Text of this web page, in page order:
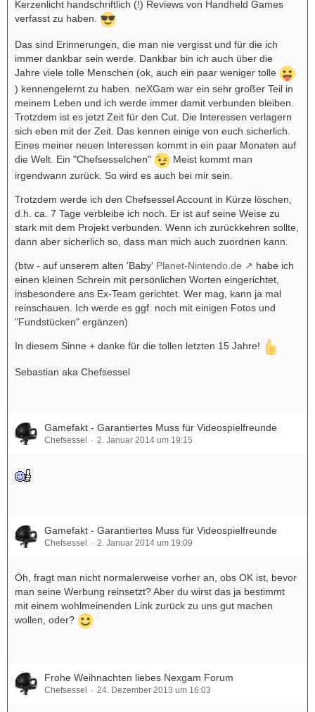
Kerzenlicht handschriftlich (!) Reviews von Handheld Games
verfasst zu haben.
Das sind Erinnerungen, die man nie vergisst und für die ich
immer dankbar sein werde. Dankbar bin ich auch über die
Jahre viele tolle Menschen (ok, auch ein paar weniger tolle
) kennengelernt zu haben. neXGam war ein sehr großer Teil in
meinem Leben und ich werde immer damit verbunden bleiben.
Trotzdem ist es jetzt Zeit für den Cut. Die Interessen verlagern
sich eben mit der Zeit. Das kennen einige von euch sicherlich.
Eines meiner neuen Interessen kommt in ein paar Monaten auf
die Welt. Ein "Chefsesselchen"
Meist kommt man
irgendwann zurück. So wird es auch bei mir sein.
Trotzdem werde ich den Chefsessel Account in Kürze löschen,
d.h. ca. 7 Tage verbleibe ich noch. Er ist auf seine Weise zu
stark mit dem Projekt verbunden. Wenn ich zurückkehren sollte,
dann aber sicherlich so, dass man mich auch zuordnen kann.
(btw - auf unserem alten 'Baby' Planet-Nintendo.de
habe ich
einen kleinen Schrein mit persönlichen Worten eingerichtet,
insbesondere ans Ex-Team gerichtet. Wer mag, kann ja mal
reinschauen. Ich werde es ggf. noch mit einigen Fotos und
"Fundstücken" ergänzen)
In diesem Sinne + danke für die tollen letzten 15 Jahre!
Sebastian aka Chefsessel
Gamefakt - Garantiertes Muss für Videospielfreunde
Chefsessel 2. Januar 2014 um 19:15
Gamefakt - Garantiertes Muss für Videospielfreunde
Chefsessel 2. Januar 2014 um 19:09
Öh, fragt man nicht normalerweise vorher an, obs OK ist, bevor
man seine Werbung reinsetzt? Aber du wirst das ja bestimmt
mit einem wohlmeinenden Link zurück zu uns gut machen
wollen, oder?
Frohe Weihnachten liebes Nexgam Forum
Chefsessel 24. Dezember 2013 um 16:03